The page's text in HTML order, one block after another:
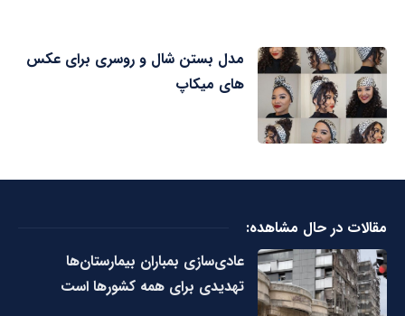
مدل بستن شال و روسری برای عکس
های میکاپ
مقالات در حال مشاهده:
عادی‌سازی بمباران بیمارستان‌ها
تهدیدی برای همه کشورها است